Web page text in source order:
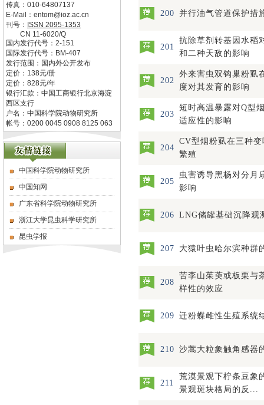
传真： 010-64807137
E-Mail： entom@ioz.ac.cn
刊号： ISSN 2095-1353
CN 11-6020/Q
国内发行代号： 2-151
国际发行代号： BM-407
发行范围：国内外公开发布
定价： 138元/册
定价： 828元/年
银行汇款：中国工商银行北京海淀
西区支行
户名：中国科学院动物研究所
帐号：0200 0045 0908 8125 063
中国科学院动物研究所
中国知网
广东省科学院动物研究所
浙江大学昆虫科学研究所
昆虫学报
200 并行油气管道保护措
201
抗除草剂转基因水稻
和二种天敌的影响
202
外来害虫双钩巢粉虱
度对其发育的影响
203
短时高温暴露对Q型
适应性的影响
204
CV型烟粉虱在三种
繁殖
205
虫害诱导黑杨对分月
影响
206 LNG储罐基础沉降观
207 大猿叶虫哈尔滨种群
208
苦李山茱萸或板栗与
样性的效应
209 迁粉蝶雌性生殖系统
210 沙蒿大粒象触角感器
211
荒漠景观下柠条豆象
景观斑块格局的反...